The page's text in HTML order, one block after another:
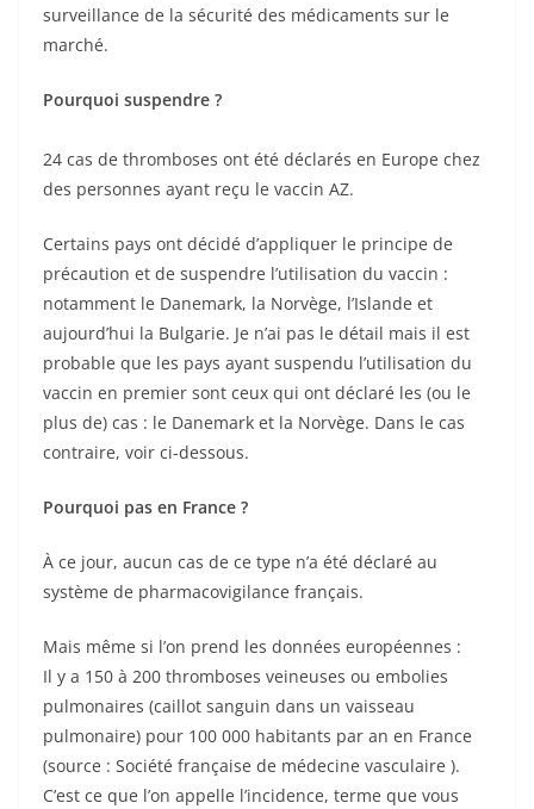
surveillance de la sécurité des médicaments sur le
marché.
Pourquoi suspendre ?
24 cas de thromboses ont été déclarés en Europe chez
des personnes ayant reçu le vaccin AZ.
Certains pays ont décidé d’appliquer le principe de
précaution et de suspendre l’utilisation du vaccin :
notamment le Danemark, la Norvège, l’Islande et
aujourd’hui la Bulgarie. Je n’ai pas le détail mais il est
probable que les pays ayant suspendu l’utilisation du
vaccin en premier sont ceux qui ont déclaré les (ou le
plus de) cas : le Danemark et la Norvège. Dans le cas
contraire, voir ci-dessous.
Pourquoi pas en France ?
À ce jour, aucun cas de ce type n’a été déclaré au
système de pharmacovigilance français.
Mais même si l’on prend les données européennes :
Il y a 150 à 200 thromboses veineuses ou embolies
pulmonaires (caillot sanguin dans un vaisseau
pulmonaire) pour 100 000 habitants par an en France
(source : Société française de médecine vasculaire ).
C’est ce que l’on appelle l’incidence, terme que vous